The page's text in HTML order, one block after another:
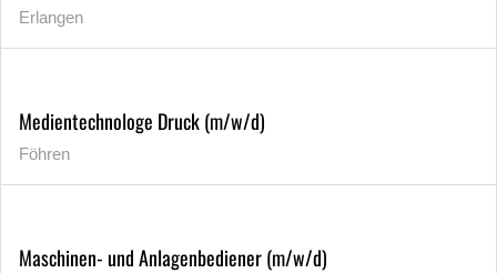
Erlangen
Medientechnologe Druck (m/w/d)
Föhren
Maschinen- und Anlagenbediener (m/w/d)